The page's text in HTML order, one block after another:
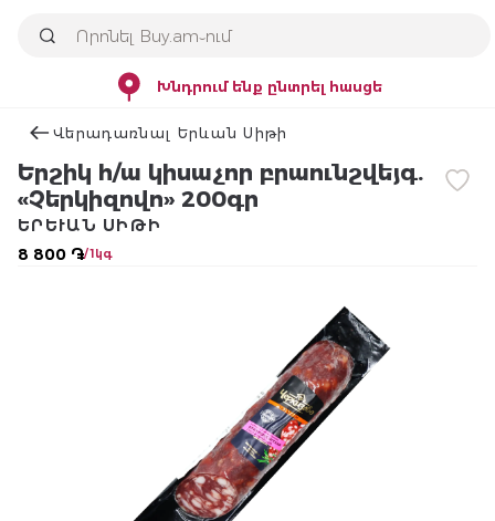
Խնդրում ենք ընտրել հասցե
Վերադառնալ Երևան Սիթի
Երշիկ հ/ա կիսաչոր բրաունշվեյգ.
«Չերկիզովո» 200գր
8 800 ֏/ 1կգ
ԵՐԵՒԱՆ ՍԻԹԻ